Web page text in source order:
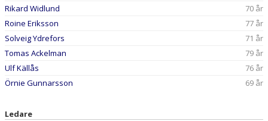
Rikard Widlund
70 år
Roine Eriksson
77 år
Solveig Ydrefors
71 år
Tomas Ackelman
79 år
Ulf Källås
76 år
Örnie Gunnarsson
69 år
Ledare